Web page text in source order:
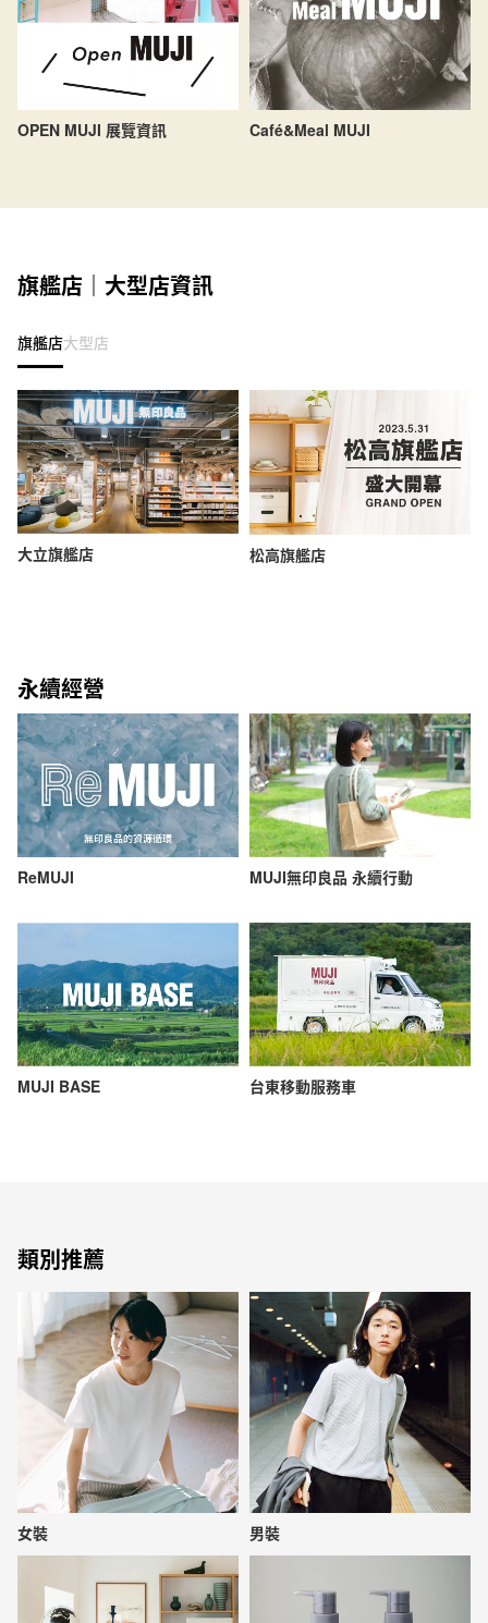
OPEN MUJI 展覽資訊 Café&Meal MUJI
旗艦店｜大型店資訊
旗艦店大型店
大立旗艦店 松高旗艦店
永續經營
ReMUJI MUJI無印良品 永續行動
MUJI BASE 台東移動服務車
類別推薦
女裝 男裝